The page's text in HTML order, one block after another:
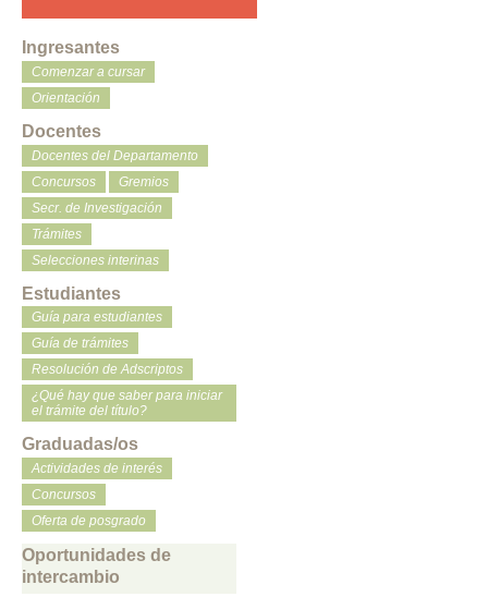
Ingresantes
Comenzar a cursar
Orientación
Docentes
Docentes del Departamento
Concursos
Gremios
Secr. de Investigación
Trámites
Selecciones interinas
Estudiantes
Guía para estudiantes
Guía de trámites
Resolución de Adscriptos
¿Qué hay que saber para iniciar
el trámite del título?
Graduadas/os
Actividades de interés
Concursos
Oferta de posgrado
Oportunidades de
intercambio